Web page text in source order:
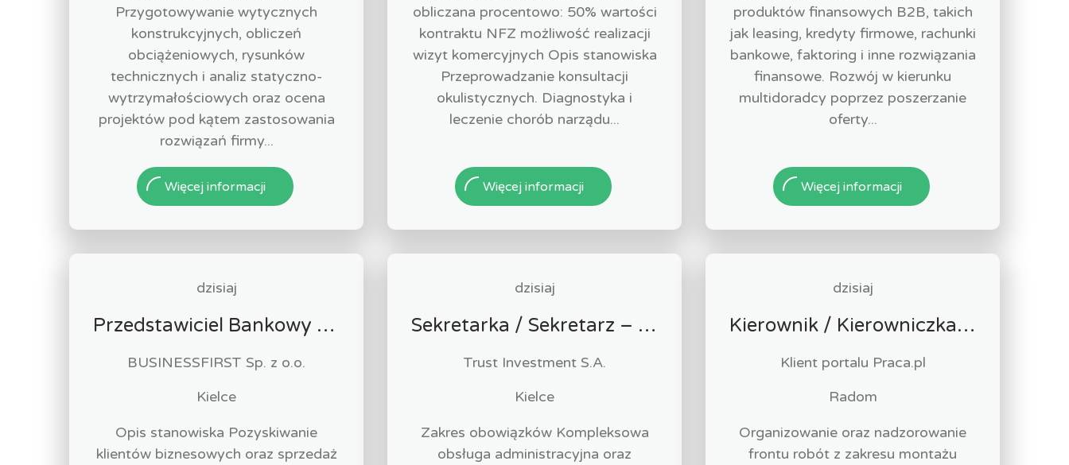
Przygotowywanie wytycznych
konstrukcyjnych, obliczeń
obciążeniowych, rysunków
technicznych i analiz statyczno-
wytrzymałościowych oraz ocena
projektów pod kątem zastosowania
rozwiązań firmy...
Więcej informacji
obliczana procentowo: 50% wartości
kontraktu NFZ możliwość realizacji
wizyt komercyjnych Opis stanowiska
Przeprowadzanie konsultacji
okulistycznych. Diagnostyka i
leczenie chorób narządu...
Więcej informacji
produktów finansowych B2B, takich
jak leasing, kredyty firmowe, rachunki
bankowe, faktoring i inne rozwiązania
finansowe. Rozwój w kierunku
multidoradcy poprzez poszerzanie
oferty...
Więcej informacji
dzisiaj
Przedstawiciel Bankowy / Przedstawicielka Bankowa sektor MŚP
BUSINESSFIRST Sp. z o.o.
Kielce
Opis stanowiska Pozyskiwanie
klientów biznesowych oraz sprzedaż
dzisiaj
Sekretarka / Sekretarz – Obsługa biura
Trust Investment S.A.
Kielce
Zakres obowiązków Kompleksowa
obsługa administracyjna oraz
dzisiaj
Kierownik / Kierowniczka Robót Technologicznych i Przemysłowych
Klient portalu Praca.pl
Radom
Organizowanie oraz nadzorowanie
frontu robót z zakresu montażu